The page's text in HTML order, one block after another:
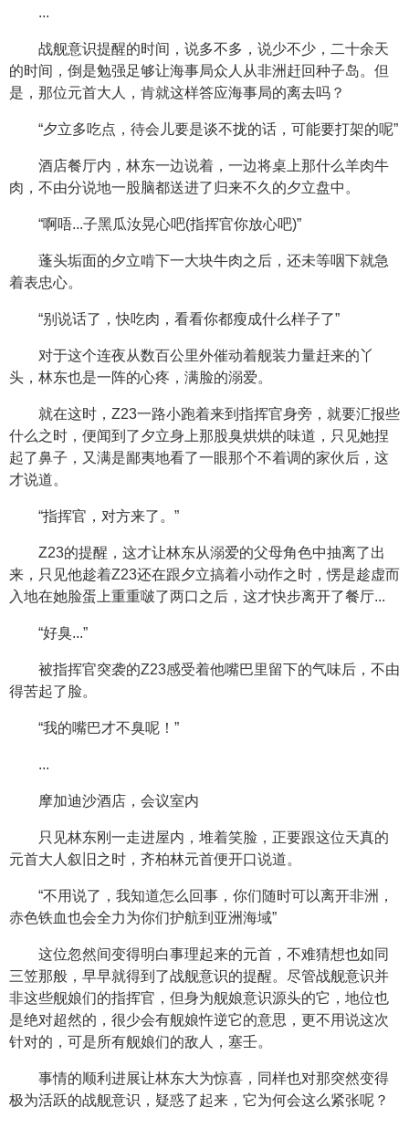
...
战舰意识提醒的时间，说多不多，说少不少，二十余天
的时间，倒是勉强足够让海事局众人从非洲赶回种子岛。但
是，那位元首大人，肯就这样答应海事局的离去吗？
“夕立多吃点，待会儿要是谈不拢的话，可能要打架的呢”
酒店餐厅内，林东一边说着，一边将桌上那什么羊肉牛
肉，不由分说地一股脑都送进了归来不久的夕立盘中。
“啊唔...子黑瓜汝晃心吧(指挥官你放心吧)”
蓬头垢面的夕立啃下一大块牛肉之后，还未等咽下就急
着表忠心。
“别说话了，快吃肉，看看你都瘦成什么样子了”
对于这个连夜从数百公里外催动着舰装力量赶来的丫
头，林东也是一阵的心疼，满脸的溺爱。
就在这时，Z23一路小跑着来到指挥官身旁，就要汇报些
什么之时，便闻到了夕立身上那股臭烘烘的味道，只见她捏
起了鼻子，又满是鄙夷地看了一眼那个不着调的家伙后，这
才说道。
“指挥官，对方来了。”
Z23的提醒，这才让林东从溺爱的父母角色中抽离了出
来，只见他趁着Z23还在跟夕立搞着小动作之时，愣是趁虚而
入地在她脸蛋上重重啵了两口之后，这才快步离开了餐厅...
“好臭...”
被指挥官突袭的Z23感受着他嘴巴里留下的气味后，不由
得苦起了脸。
“我的嘴巴才不臭呢！”
...
摩加迪沙酒店，会议室内
只见林东刚一走进屋内，堆着笑脸，正要跟这位天真的
元首大人叙旧之时，齐柏林元首便开口说道。
“不用说了，我知道怎么回事，你们随时可以离开非洲，
赤色铁血也会全力为你们护航到亚洲海域”
这位忽然间变得明白事理起来的元首，不难猜想也如同
三笠那般，早早就得到了战舰意识的提醒。尽管战舰意识并
非这些舰娘们的指挥官，但身为舰娘意识源头的它，地位也
是绝对超然的，很少会有舰娘忤逆它的意思，更不用说这次
针对的，可是所有舰娘们的敌人，塞壬。
事情的顺利进展让林东大为惊喜，同样也对那突然变得
极为活跃的战舰意识，疑惑了起来，它为何会这么紧张呢？